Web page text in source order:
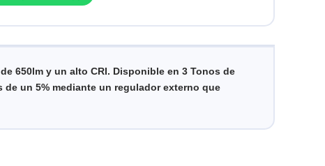
650lm y un alto CRI. Disponible en 3 Tonos de
un 5% mediante un regulador externo que